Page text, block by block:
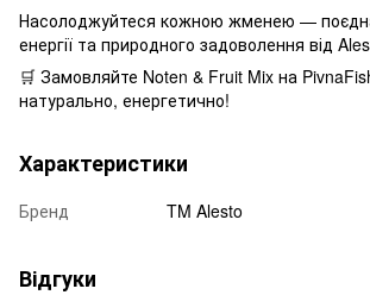
Насолоджуйтеся кожною жменею —
енергії та природного задоволення від
🛒 Замовляйте Noten & Fruit Mix на
натурально, енергетично!
Характеристики
Бренд TM Alesto
Відгуки